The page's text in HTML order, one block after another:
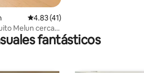
Calificación promedio: 4.83 de 5, 41
4.83 (41)
Melun cerca
fantásticos